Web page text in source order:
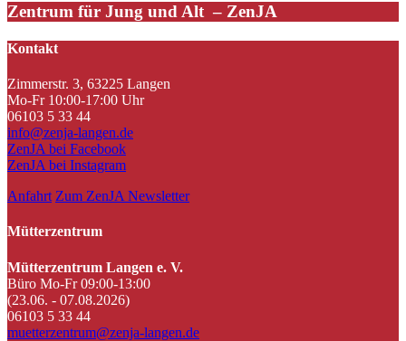
Zentrum für Jung und Alt – ZenJA
Kontakt
Zimmerstr. 3, 63225 Langen
Mo-Fr 10:00-17:00 Uhr
06103 5 33 44
info@zenja-langen.de
ZenJA bei Facebook
ZenJA bei Instagram
Anfahrt Zum ZenJA Newsletter
Mütterzentrum
Mütterzentrum Langen e. V.
Büro Mo-Fr 09:00-13:00
(23.06. - 07.08.2026)
06103 5 33 44
muetterzentrum@zenja-langen.de